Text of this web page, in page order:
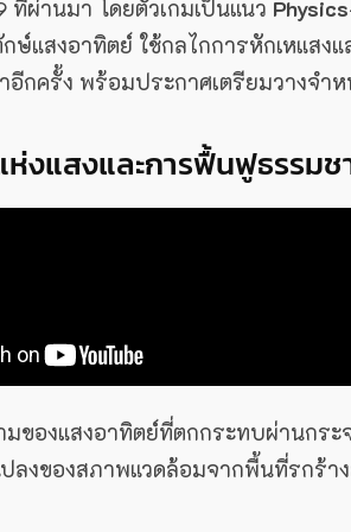
ที่ผ่านมา โดยตัวเกมเป็นแนว
แสงอาทิตย์ ใช้กลไกการหักเหแสงแ
อีกครั้ง พร้อมประกาศเตรียมวางจำ
งแสงและการฟื้นฟูธรรมช
ของแสงอาทิตย์ที่ตกกระทบผ่านกระ
ลงของสภาพแวดล้อมจากพื้นที่รกร้า